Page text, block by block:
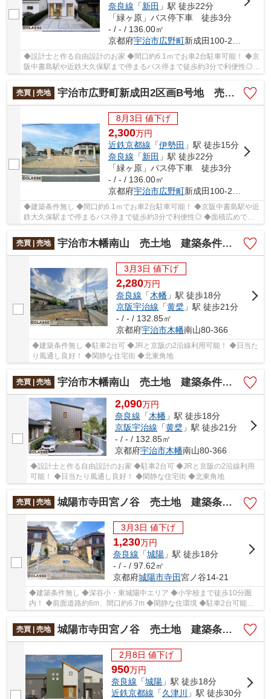
奈良線 「新田 」駅 徒歩22分
「緑ヶ原」バス停下車 徒歩3分
- / - / 136.00㎡
京都府宇治市広野町新成田100-278
◆設計士と作る自由設計のお家 ◆間口約6.1ｍでお車2台駐車可能！ ◆京
阪中書島駅や近鉄大久保駅まで停まるバス停まで徒歩約3分で利便性◎
売買 | 売地
宇治市広野町新成田2区画B号地 売土地 建築条件無し
8月3日 値下げ
2,300万円
近鉄京都線 「伊勢田 」駅 徒歩15分
奈良線 「新田 」駅 徒歩22分
「緑ヶ原」バス停下車 徒歩3分
- / - / 136.00㎡
京都府宇治市広野町新成田100-278
◆建築条件無し ◆間口約6.1ｍでお車2台駐車可能！ ◆京阪中書島駅や近
鉄大久保駅まで停まるバス停まで徒歩約3分で利便性◎ ◆面積広めで存
在感のあるお家が建てられます！ ◆前道約7mあるの...
売買 | 売地
宇治市木幡南山 売土地 建築条件無し
3月3日 値下げ
2,280万円
奈良線 「木幡 」駅 徒歩18分
京阪宇治線 「黄檗 」駅 徒歩21分
- / - / 132.85㎡
京都府宇治市木幡南山80-366
◆建築条件無し ◆駐車2台可 ◆JRと京阪の2沿線利用可能！ ◆日当た
り風通し良好！ ◆閑静な住宅街 ◆北東角地
売買 | 売地 宇治市木幡南山 売土地 建築条件付き
2,090万円
奈良線 「木幡」駅 徒歩18分
京阪宇治線 「黄檗」駅 徒歩21分
- / - / 132.85㎡
京都府宇治市木幡南山80-366
◆設計士と作る自由設計のお家 ◆駐車2台可 ◆JRと京阪の2沿線利用
可能！ ◆日当たり風通し良好！ ◆閑静な住宅街 ◆北東角地
売買 | 売地 城陽市寺田宮ノ谷 売土地 建築条件無し
3月3日 値下げ
1,230万円
奈良線 「城陽 」駅 徒歩18分
- / - / 97.62㎡
京都府城陽市寺田宮ノ谷14-21
◆建築条件無し ◆深谷小・東城陽中エリア ◆小学校まで徒歩10分圏
内！ ◆前面道路約6m、間口約6.7m ◆閑静な住環境 ◆駐車2台可能で
売買 | 売地
城陽市寺田宮ノ谷 売土地 建築条件付き
2月8日 値下げ
950万円
奈良線 「城陽 」駅 徒歩18分
近鉄京都線 「久津川
」駅 徒歩30分